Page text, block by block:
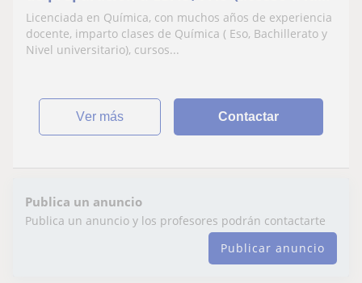
Universidad) presenciales y online
Licenciada en Química, con muchos años de experiencia
docente, imparto clases de Química ( Eso, Bachillerato y
Nivel universitario), cursos...
ver más Contactar
Publica un anuncio
Publica un anuncio y los profesores podrán contactarte
Publicar anuncio